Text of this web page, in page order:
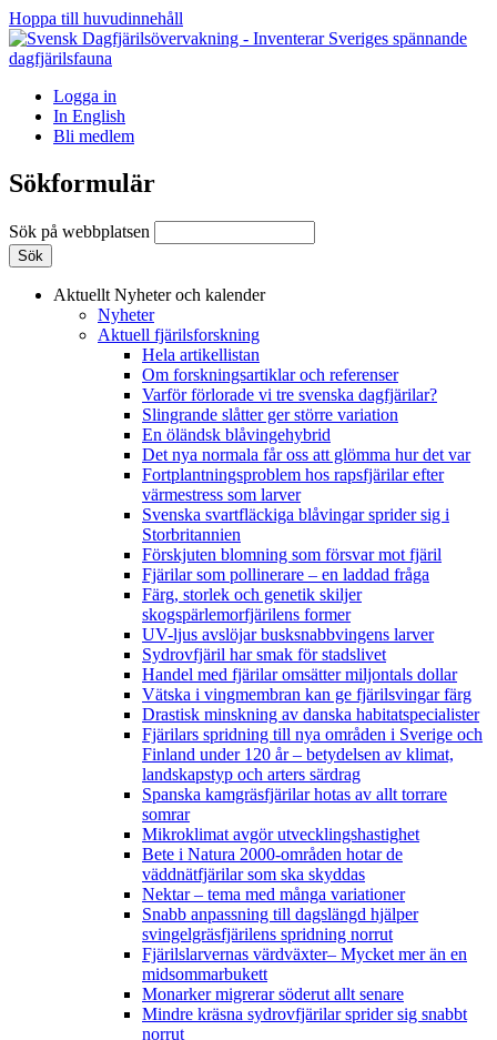
Hoppa till huvudinnehåll
Logga in
In English
Bli medlem
Sökformulär
Sök på webbplatsen
Aktuellt Nyheter och kalender
Nyheter
Aktuell fjärilsforskning
Hela artikellistan
Om forskningsartiklar och referenser
Varför förlorade vi tre svenska dagfjärilar?
Slingrande slåtter ger större variation
En öländsk blåvingehybrid
Det nya normala får oss att glömma hur det var
Fortplantningsproblem hos rapsfjärilar efter
värmestress som larver
Svenska svartfläckiga blåvingar sprider sig i
Storbritannien
Förskjuten blomning som försvar mot fjäril
Fjärilar som pollinerare – en laddad fråga
Färg, storlek och genetik skiljer
skogspärlemorfjärilens former
UV-ljus avslöjar busksnabbvingens larver
Sydrovfjäril har smak för stadslivet
Handel med fjärilar omsätter miljontals dollar
Vätska i vingmembran kan ge fjärilsvingar färg
Drastisk minskning av danska habitatspecialister
Fjärilars spridning till nya områden i Sverige och
Finland under 120 år– betydelsen av klimat,
landskapstyp och arters särdrag
Spanska kamgräsfjärilar hotas av allt torrare
somrar
Mikroklimat avgör utvecklingshastighet
Bete i Natura 2000-områden hotar de
väddnätfjärilar som ska skyddas
Nektar – tema med många variationer
Snabb anpassning till dagslängd hjälper
svingelgräsfjärilens spridning norrut
Fjärilslarvernas värdväxter– Mycket mer än en
midsommarbukett
Monarker migrerar söderut allt senare
Mindre kräsna sydrovfjärilar sprider sig snabbt
norrut